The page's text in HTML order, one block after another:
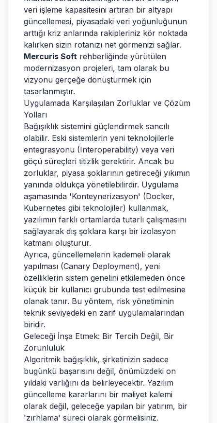
veri işleme kapasitesini artıran bir altyapı
güncellemesi, piyasadaki veri yoğunluğunun
arttığı kriz anlarında rakipleriniz kör noktada
kalırken sizin rotanızı net görmenizi sağlar.
Mercuris Soft rehberliğinde yürütülen
modernizasyon projeleri, tam olarak bu
vizyonu gerçeğe dönüştürmek için
tasarlanmıştır.
Uygulamada Karşılaşılan Zorluklar ve Çözüm
Yolları
Bağışıklık sistemini güçlendirmek sancılı
olabilir. Eski sistemlerin yeni teknolojilerle
entegrasyonu (Interoperability) veya veri
göçü süreçleri titizlik gerektirir. Ancak bu
zorluklar, piyasa şoklarının getireceği yıkımın
yanında oldukça yönetilebilirdir. Uygulama
aşamasında 'Konteynerizasyon' (Docker,
Kubernetes gibi teknolojiler) kullanmak,
yazılımın farklı ortamlarda tutarlı çalışmasını
sağlayarak dış şoklara karşı bir izolasyon
katmanı oluşturur.
Ayrıca, güncellemelerin kademeli olarak
yapılması (Canary Deployment), yeni
özelliklerin sistem genelini etkilemeden önce
küçük bir kullanıcı grubunda test edilmesine
olanak tanır. Bu yöntem, risk yönetiminin
teknik seviyedeki en zarif uygulamalarından
biridir.
Geleceği İnşa Etmek: Bir Tercih Değil, Bir
Zorunluluk
Algoritmik bağışıklık, şirketinizin sadece
bugünkü başarısını değil, önümüzdeki on
yıldaki varlığını da belirleyecektir. Yazılım
güncelleme kararlarını bir maliyet kalemi
olarak değil, geleceğe yapılan bir yatırım, bir
'zırhlama' süreci olarak görmelisiniz.